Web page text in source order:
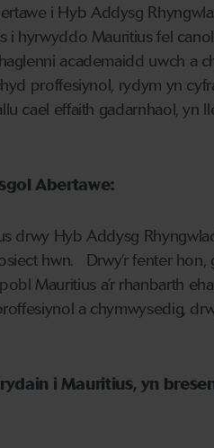
i Hyb Addysg
i hyrwyddo Mauritius fel
academaidd uwch a
proffesiynol, rydym yn
cael effaith gadarnhaol, yn
Abertawe:
drwy Hyb Addysg
hwn. Drwy’r fenter hon,
Mauritius a’r rhanbarth
a chymwysedig,
i Mauritius, yn